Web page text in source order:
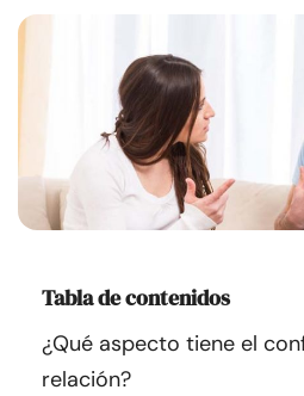
Ayuda
Recursos
Comunidad
Encuentra un terapeuta
Idioma
Tabla de contenidos
¿Qué aspecto tiene el
relación?